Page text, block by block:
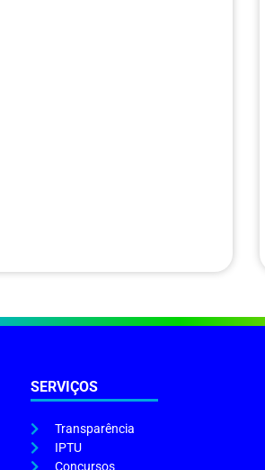
SERVIÇOS
Transparência
IPTU
Concursos